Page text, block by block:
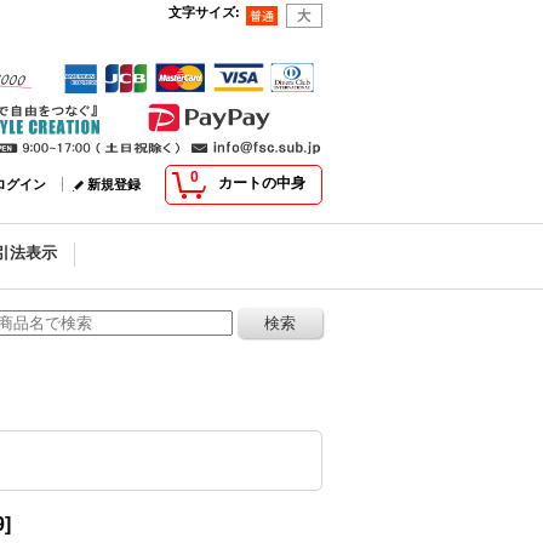
文字サイズ:
0 カートの中身
グイン 新規登録
法表示
]